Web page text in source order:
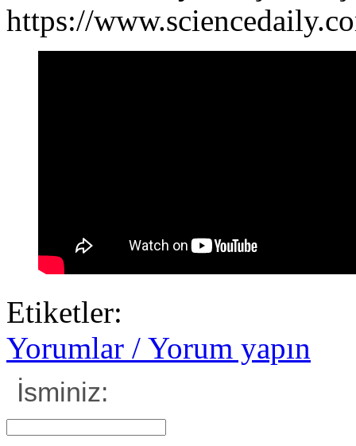
https://
Etiketler:
Yorumlar / Yorum yapın
İsminiz: